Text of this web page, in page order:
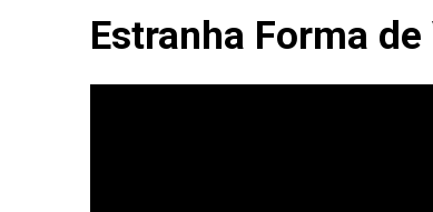
Estranha Forma